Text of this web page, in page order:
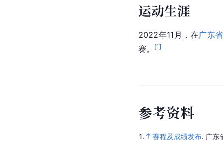
运动生涯
2022年11月，在广东
赛。
[1]
参考资料
1. 赛程及成绩发布. 广东